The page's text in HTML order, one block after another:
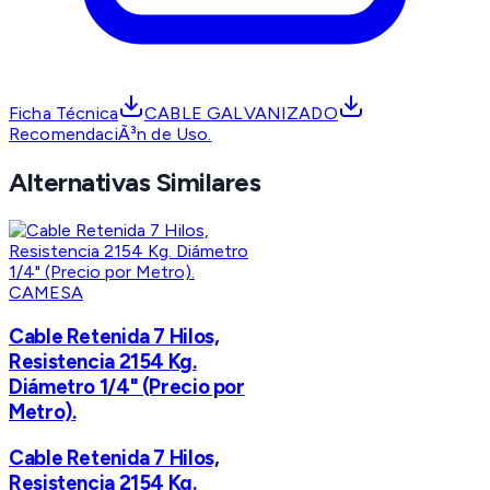
Ficha Técnica
CABLE GALVANIZADO
RecomendaciÃ³n de Uso.
Alternativas Similares
CAMESA
Cable Retenida 7 Hilos,
Resistencia 2154 Kg.
Diámetro 1/4" (Precio por
Metro).
Cable Retenida 7 Hilos,
Resistencia 2154 Kg.